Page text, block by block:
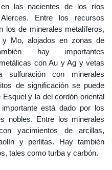
en las nacientes de los ríos
Entre los recursos
los de minerales metalíferos,
Mo, alojados en zonas de
hay importantes
con Au y Ag y vetas
con minerales
de significación se puede
y la del cordón oriental
está dado por los
nobles. Entre los minerales
yacimientos de arcillas,
y perlitas. Hay también
tales como turba y carbón.